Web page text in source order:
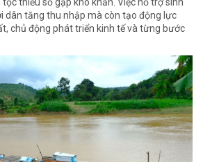
dân tăng thu nhập mà còn tạo động lực
chủ động phát triển kinh tế và từng bước